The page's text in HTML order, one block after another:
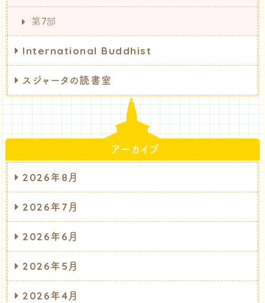
第7部
International Buddhist
スジャータの読書室
アーカイブ
2026年8月
2026年7月
2026年6月
2026年5月
2026年4月